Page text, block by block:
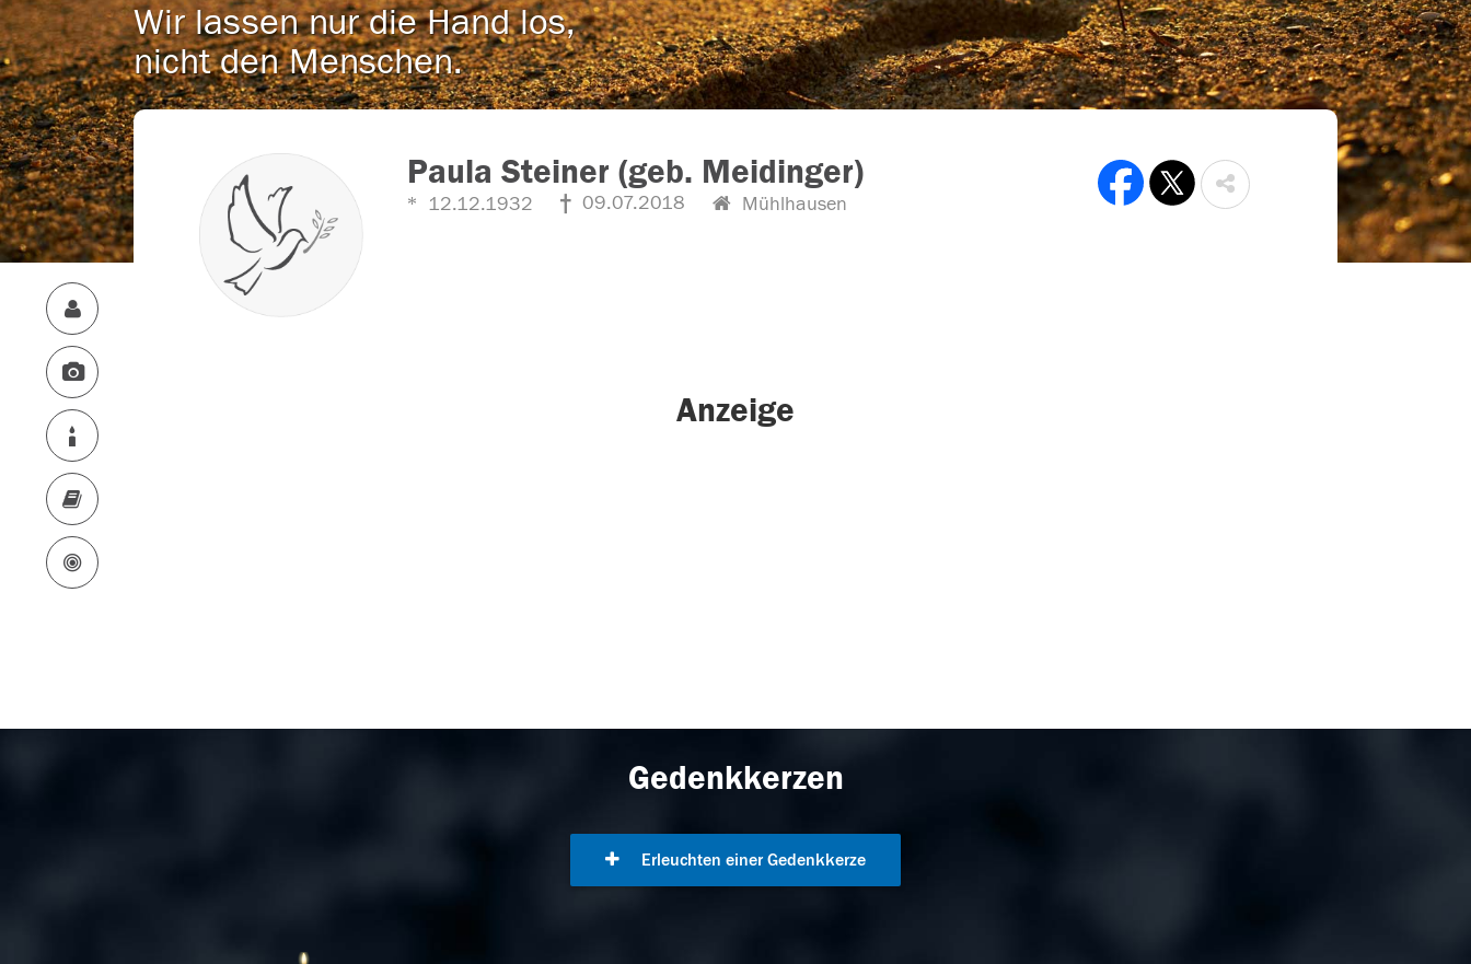
Wir lassen nur die Hand los,
nicht den Menschen.
Paula Steiner (geb. Meidinger)
12.12.1932 09.07.2018 Mühlhausen
Anzeige
Gedenkkerzen
Erleuchten einer Gedenkkerze